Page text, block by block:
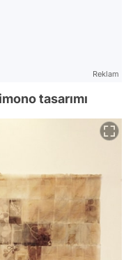
Reklam
tasarımı